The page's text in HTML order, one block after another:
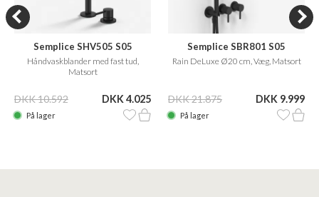
Semplice SHV505 S05
Håndvaskblander med fast tud,
Matsort
DKK 10.592 DKK 4.025
På lager
Semplice SBR801 S05
Rain DeLuxe Ø20 cm, Væg, Matsort
DKK 21.875 DKK 9.999
På lager